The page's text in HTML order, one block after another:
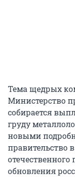
Тема щедрых
Министерство
собирается
груду
новыми
правительство
обновления